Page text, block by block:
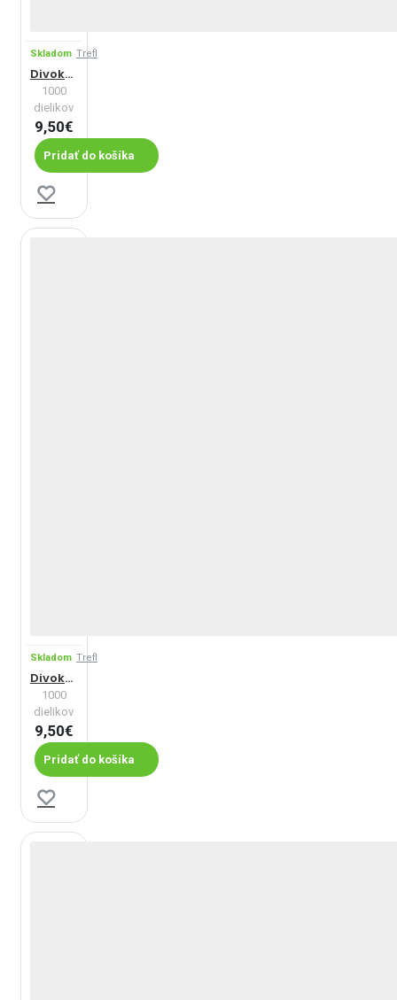
Skladom Trefl
Divoký Řím
1000
dielikov
9,50€
Pridať do košíka
Skladom Trefl
Divoký tiger
1000
dielikov
9,50€
Pridať do košíka